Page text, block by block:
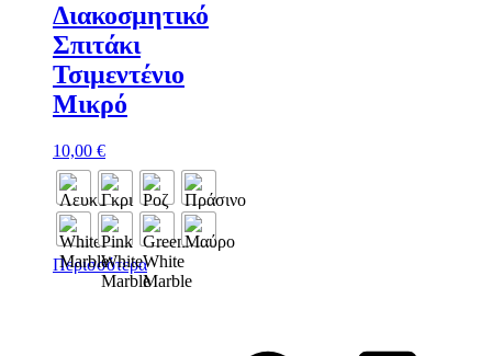
Διακοσμητικό
Σπιτάκι
Τσιμεντένιο
Μικρό
10,00 €
Περισσότερα